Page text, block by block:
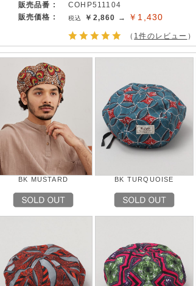
販売品番 :
COHP511104
販売価格 :
￥2,860 → ￥1,430
（ 1件のレビュー ）
BK MUSTARD BK TURQUOISE